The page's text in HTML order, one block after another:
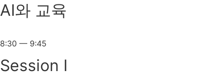
AI와 교육
8:30 — 9:45
Session I